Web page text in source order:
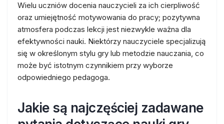
Wielu uczniów docenia nauczycieli za ich cierpliwość
oraz umiejętność motywowania do pracy; pozytywna
atmosfera podczas lekcji jest niezwykle ważna dla
efektywności nauki. Niektórzy nauczyciele specjalizują
się w określonym stylu gry lub metodzie nauczania, co
może być istotnym czynnikiem przy wyborze
odpowiedniego pedagoga.
Jakie są najczęściej zadawane